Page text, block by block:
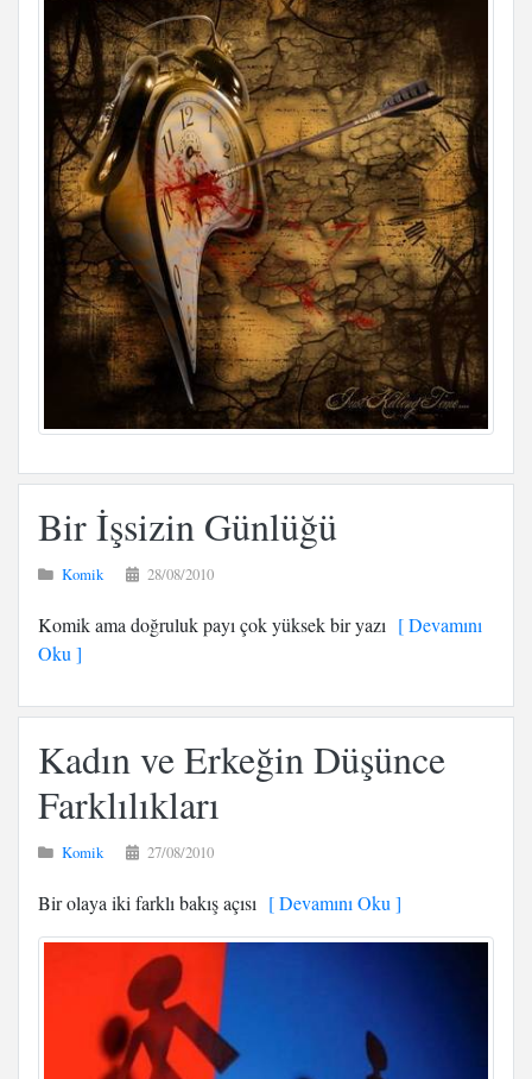
Bir İşsizin Günlüğü
Komik 28/08/2010
Komik ama doğruluk payı çok yüksek bir yazı [ Devamını
Oku ]
Kadın ve Erkeğin Düşünce
Farklılıkları
Komik 27/08/2010
Bir olaya iki farklı bakış açısı [ Devamını Oku ]